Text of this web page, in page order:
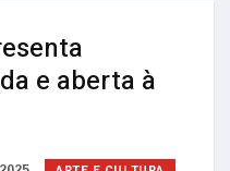
e aberta à